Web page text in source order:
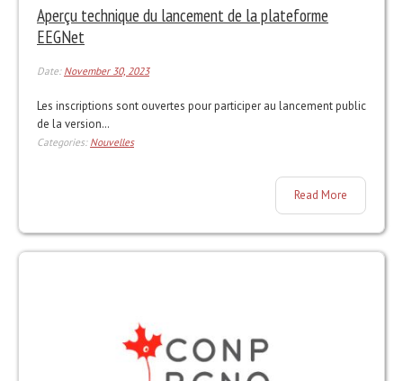
Aperçu technique du lancement de la plateforme
EEGNet
Date: November 30, 2023
Les inscriptions sont ouvertes pour participer au lancement public
de la version…
Categories: Nouvelles
Read More